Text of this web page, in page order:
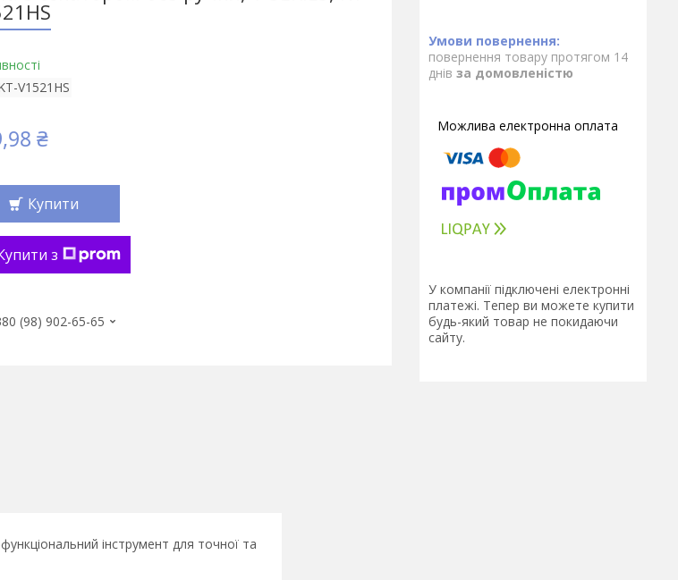
V1521HS
₴
Купити
з
(98) 902-65-65
повернення товару протягом 14
днів за домовленістю
У компанії підключені електронні
платежі. Тепер ви можете купити
будь-який товар не покидаючи
сайту.
інструмент для точної та